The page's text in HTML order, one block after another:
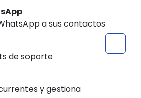
a sus contactos
de soporte
y gestiona